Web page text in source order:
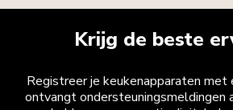
Krijg de beste
Registreer je keukenapparaten met
ontvangt ondersteuningsmeldingen